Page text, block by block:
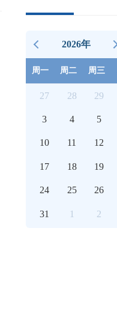
2026年
周一 周二 周三
27 28 29
3 4 5
10 11 12
17 18 19
24 25 26
31 1 2